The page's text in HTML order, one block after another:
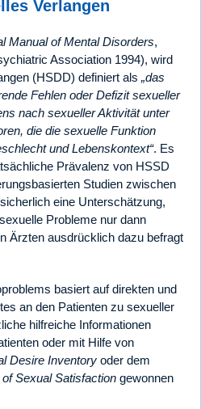
Verlangen
Manual of Mental Disorders,
Association 1994), wird
(HSDD) definiert als „das
Fehlen oder Defizit sexueller
nach sexueller Aktivität unter
die die sexuelle Funktion
und Lebenskontext“. Es
Prävalenz von HSSD
Studien zwischen
eine Unterschätzung,
Probleme nur dann
Ärzten ausdrücklich dazu befragt
basiert auf direkten und
an den Patienten zu sexueller
hilfreiche Informationen
oder mit Hilfe von
Desire Inventory oder dem
Sexual Satisfaction gewonnen